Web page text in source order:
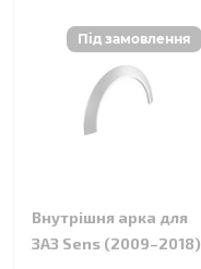
Внутрішня арка для
ЗАЗ Sens (2009–2018)